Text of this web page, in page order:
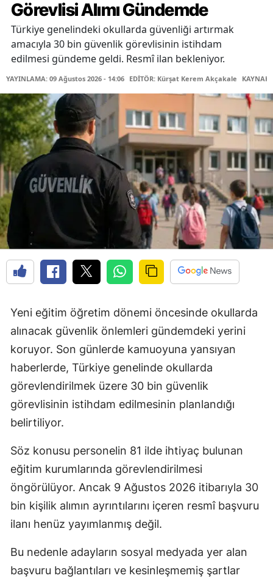
Görevlisi Alımı Gündemde
Türkiye genelindeki okullarda güvenliği artırmak
amacıyla 30 bin güvenlik görevlisinin istihdam
edilmesi gündeme geldi. Resmî ilan bekleniyor.
YAYINLAMA: 09 Ağustos 2026 - 14:06 EDİTÖR: Kürşat Kerem Akçakale KAYNAK:
Yeni eğitim öğretim dönemi öncesinde okullarda
alınacak güvenlik önlemleri gündemdeki yerini
koruyor. Son günlerde kamuoyuna yansıyan
haberlerde, Türkiye genelinde okullarda
görevlendirilmek üzere 30 bin güvenlik
görevlisinin istihdam edilmesinin planlandığı
belirtiliyor.
Söz konusu personelin 81 ilde ihtiyaç bulunan
eğitim kurumlarında görevlendirilmesi
öngörülüyor. Ancak 9 Ağustos 2026 itibarıyla 30
bin kişilik alımın ayrıntılarını içeren resmî başvuru
ilanı henüz yayımlanmış değil.
Bu nedenle adayların sosyal medyada yer alan
başvuru bağlantıları ve kesinleşmemiş şartlar